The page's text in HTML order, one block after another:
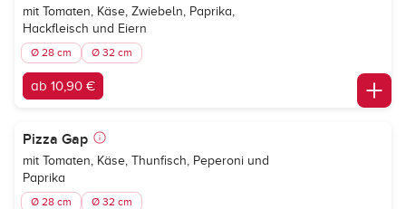
mit Tomaten, Käse, Zwiebeln, Paprika,
Hackfleisch und Eiern
Ø 28 cm Ø 32 cm
ab 10,90 €
Pizza Gap
mit Tomaten, Käse, Thunfisch, Peperoni und
Paprika
Ø 28 cm Ø 32 cm